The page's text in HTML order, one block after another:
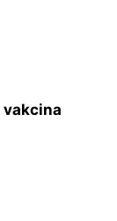
vakcina